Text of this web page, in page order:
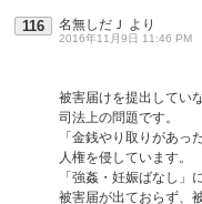
116 名無しだＪ より
2016年11月9日 11:46 PM
被害届けを提出してい
司法上の問題です。
「金銭やり取りがあっ
人権を侵しています。
「強姦・妊娠ばなし」
被害届が出ておらず、